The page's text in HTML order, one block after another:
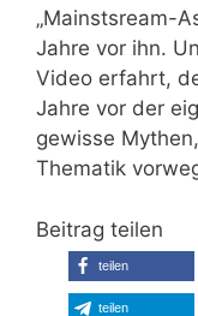
„Mainstsream-
Jahre vor ihn.
Video erfahrt,
Jahre vor der
gewisse
Thematik
Beitrag teilen
teilen
teilen